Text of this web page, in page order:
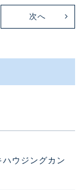
次へ
ウジングカン